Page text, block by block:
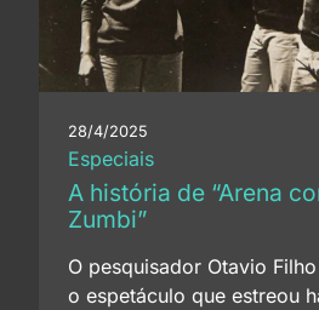
28/4/2025
Especiais
A história de “Arena
Zumbi”
O pesquisador Otavio
o espetáculo que estreou